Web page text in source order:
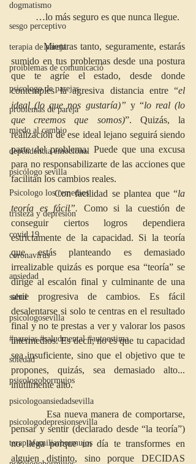
dogmatismo
sesgo perceptivo
terapia de pareja
proiblemas de comunicació
psicologo de parejas
problemas de pareja
miedo al cambio
dependencia emocional
psicólogo sevilla
Psicologo los remedios
tristeza y depresión
covid 19
coronavirus
ansiedad
salud
psicologosevilla
#parejas #saludmental #autoestima
soledad
psicologobormujos
psicologoansiedadsevilla
psicologodepresionsevilla
terapiafamiliarbormujos
          …lo más seguro es que nunca llegue.
          Mientras tanto, seguramente, estarás
sumido en tus problemas desde una postura
que te agríe el estado, desde donde
contemples la agresiva distancia entre “el
ideal (lo que nos gustaría)” y “lo real (lo
que creemos que somos)”. Quizás, la
realización de ese ideal lejano seguirá siendo
parte del problema. Puede que una excusa
para no responsabilizarte de las acciones que
facilitan los cambios reales.
           Con facilidad se plantea que “
la
teoría es fácil”. Como si la cuestión de
conseguir ciertos logros dependiera
estrictamente de la capacidad. Si la teoría
que estás planteando es demasiado
irrealizable quizás es porque esa “teoría” se
dirige al escalón final y culminante de una
serie progresiva de cambios. Es fácil
desalentarse si solo te centras en el resultado
final y no te prestas a ver y valorar los pasos
intermedios. Es decir, no es que tu capacidad
sea insuficiente, sino que el objetivo que te
propones, quizás, sea demasiado alto...
inútilmente alto.
pensar y sentir (declarado desde “la teoría”)
no llega porque un día te transformes en
alguien distinto, sino porque DECIDAS